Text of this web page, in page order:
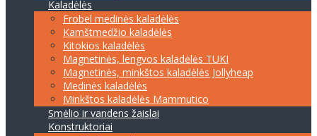
Kaladėlės
Frobel medinės kaladėlės
Kamštmedžio kaladėlės
Kitokios kaladėlės
Magnetinės, lengvos kaladėlės TUKI
Magnetinės, minkštos kaladėlės Jollyheap
Medinės kaladėlės
Minkštos kaladėlės Mammutico
Smėlio ir vandens žaislai
Konstruktoriai